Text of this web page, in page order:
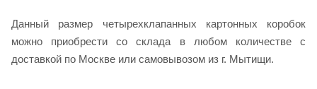
Данный размер четырехклапанных картонных коробок
можно приобрести со склада в любом количестве с
доставкой по Москве или самовывозом из г. Мытищи.